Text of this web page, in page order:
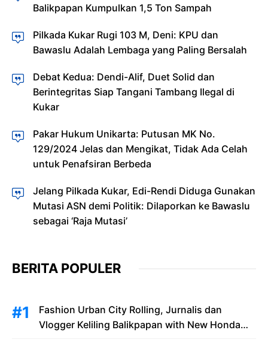
Balikpapan Kumpulkan 1,5 Ton Sampah
Pilkada Kukar Rugi 103 M, Deni: KPU dan
Bawaslu Adalah Lembaga yang Paling Bersalah
Debat Kedua: Dendi-Alif, Duet Solid dan
Berintegritas Siap Tangani Tambang Ilegal di
Kukar
Pakar Hukum Unikarta: Putusan MK No.
129/2024 Jelas dan Mengikat, Tidak Ada Celah
untuk Penafsiran Berbeda
Jelang Pilkada Kukar, Edi-Rendi Diduga Gunakan
Mutasi ASN demi Politik: Dilaporkan ke Bawaslu
sebagai ‘Raja Mutasi’
BERITA POPULER
Fashion Urban City Rolling, Jurnalis dan
Vlogger Keliling Balikpapan with New Honda